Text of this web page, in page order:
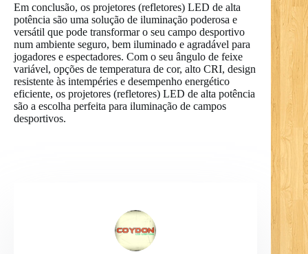
Em conclusão, os projetores (refletores) LED de alta
potência são uma solução de iluminação poderosa e
versátil que pode transformar o seu campo desportivo
num ambiente seguro, bem iluminado e agradável para
jogadores e espectadores. Com o seu ângulo de feixe
variável, opções de temperatura de cor, alto CRI, design
resistente às intempéries e desempenho energético
eficiente, os projetores (refletores) LED de alta potência
são a escolha perfeita para iluminação de campos
desportivos.